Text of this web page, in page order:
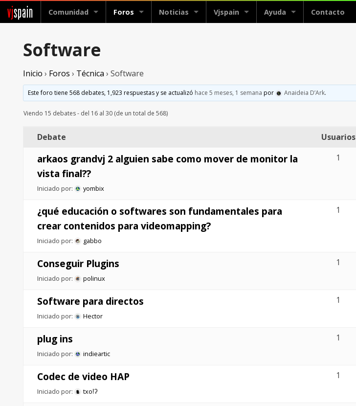
vjspain Comunidad Foros Noticias Vjspain Ayuda Contacto
Software
Inicio › Foros › Técnica › Software
Este foro tiene 568 debates, 1,923 respuestas y se actualizó hace 5 meses, 1 semana por Anaideia D’Ark.
Viendo 15 debates - del 16 al 30 (de un total de 568)
Debate Usuarios
arkaos grandvj 2 alguien sabe como mover de monitor la
vista final??
Iniciado por: yombix
1
¿qué educación o softwares son fundamentales para
crear contenidos para videomapping?
Iniciado por: gabbo
1
Conseguir Plugins
Iniciado por: polinux
1
Software para directos
Iniciado por: Hector
1
plug ins
Iniciado por: indieartic
1
Codec de video HAP
Iniciado por: txoǃʔ
1